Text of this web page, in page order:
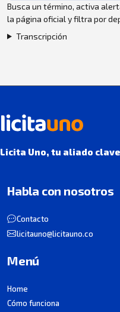
Busca un término, activa
la página oficial y filtra por
Transcripción
Licita Uno, tu aliado
Habla con nosotros
Contacto
licitauno@licitauno.co
Menú
Home
Cómo funciona